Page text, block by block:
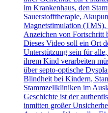
im Krankenhaus, den
Sauerstofftherapie,
Magnetstimulation (TMS),
Anzeichen von Fortschritt
Dieses Video soll ein Ort
Unterstützung sein für
ihrem Kind verarbeiten
über septo-optische
Blindheit bei Kindern,
Stammzellkliniken im
Geschichte ist der
inmitten großer